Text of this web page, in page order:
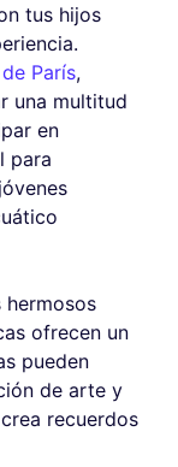
tus hijos
París,
una multitud
en
para
hermosos
ofrecen un
pueden
de arte y
recuerdos